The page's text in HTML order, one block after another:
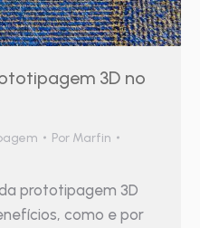
3D no
Por Marfin
prototipagem 3D
como e por